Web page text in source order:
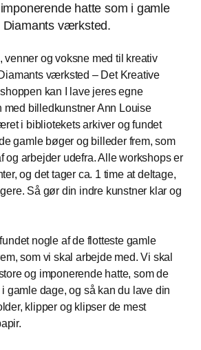
hatte som i gamle
Diamants værksted.
venner og voksne med til kreativ
værksted – Det Kreative
kan I lave jeres egne
billedkunstner Ann Louise
i bibliotekets arkiver og fundet
gamle bøger og billeder frem, som
og arbejder udefra. Alle workshops er
og det tager ca. 1 time at deltage,
Så gør din indre kunstner klar og
nogle af de flotteste gamle
som vi skal arbejde med. Vi skal
og imponerende hatte, som de
gamle dage, og så kan du lave din
klipper og klipser de mest